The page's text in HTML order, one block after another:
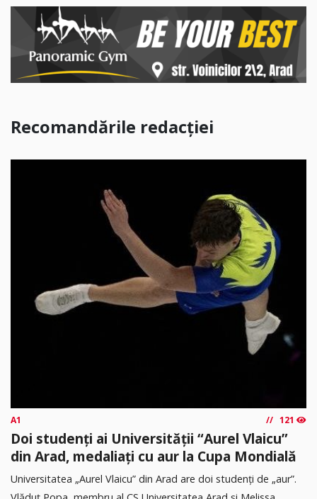
Recomandările redacției
A1 121
Doi studenți ai Universității “Aurel Vlaicu”
din Arad, medaliați cu aur la Cupa Mondială
Universitatea „Aurel Vlaicu” din Arad are doi studenți de „aur”.